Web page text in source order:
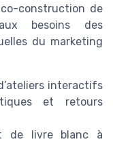
construction de
besoins des
du marketing
interactifs
et retours
de livre blanc à